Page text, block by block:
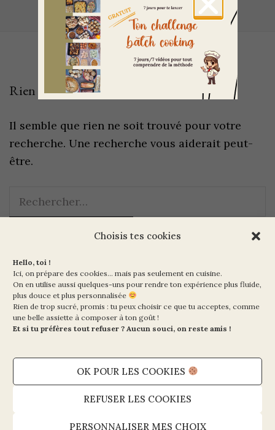
Choisis tes cookies
Hello, toi !
Ici, on prépare des cookies… mais pas seulement en cuisine.
On en utilise aussi quelques-uns pour rendre ton expérience plus fluide,
plus douce et plus personnalisée
Rien de trop sucré, promis : tu peux choisir ce que tu acceptes, comme
une belle assiette à composer à ton goût !
Et si tu préfères tout refuser ? Aucun souci, on reste amis !
OK POUR LES COOKIES
REFUSER LES COOKIES
PERSONNALISER MES CHOIX
Accueil / brick
Rien de trouvé
Il semble que rien ne soit trouvé pour votre
recherche. Une recherche vous aiderait peut-
être.
Ma Vie en Vert
10 rue de la Paix
Mentions légales et CGV
Politique de cookies (UE)